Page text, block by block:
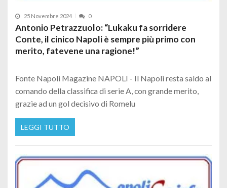
25 Novembre 2024 0
Antonio Petrazzuolo: “Lukaku fa sorridere
Conte, il cinico Napoli è sempre più primo con
merito, fatevene una ragione!”
Fonte Napoli Magazine NAPOLI - Il Napoli resta saldo al
comando della classifica di serie A, con grande merito,
grazie ad un gol decisivo di Romelu
LEGGI TUTTO